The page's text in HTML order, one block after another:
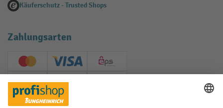
Käuferschutz - Trusted Shops
Zahlungsarten
Creditcard (Master)Creditcard (Visa)
EPS
PayPal